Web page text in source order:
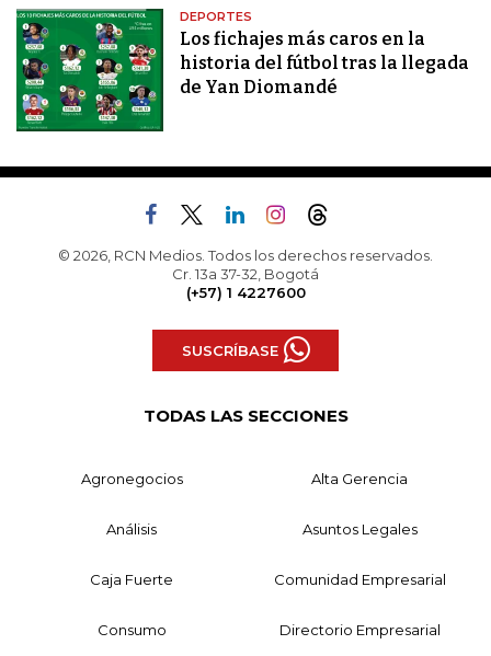
DEPORTES
Los fichajes más caros en la
historia del fútbol tras la llegada
de Yan Diomandé
© 2026, RCN Medios. Todos los derechos reservados.
Cr. 13a 37-32, Bogotá
(+57) 1 4227600
SUSCRÍBASE
TODAS LAS SECCIONES
Agronegocios Alta Gerencia
Análisis Asuntos Legales
Caja Fuerte Comunidad Empresarial
Consumo Directorio Empresarial